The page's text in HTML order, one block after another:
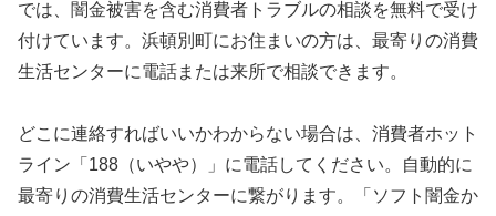
では、闇金被害を含む消費者トラブルの相談を無料で受け
付けています。浜頓別町にお住まいの方は、最寄りの消費
生活センターに電話または来所で相談できます。
どこに連絡すればいいかわからない場合は、消費者ホット
ライン「188（いやや）」に電話してください。自動的に
最寄りの消費生活センターに繋がります。「ソフト闇金か